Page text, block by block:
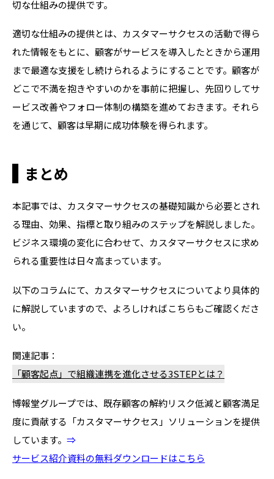
切な仕組みの提供です。
適切な仕組みの提供とは、カスタマーサクセスの活動で得ら
れた情報をもとに、顧客がサービスを導入したときから運用
まで最適な支援をし続けられるようにすることです。顧客が
どこで不満を抱きやすいのかを事前に把握し、先回りしてサ
ービス改善やフォロー体制の構築を進めておきます。それら
を通じて、顧客は早期に成功体験を得られます。
まとめ
本記事では、カスタマーサクセスの基礎知識から必要とされ
る理由、効果、指標と取り組みのステップを解説しました。
ビジネス環境の変化に合わせて、カスタマーサクセスに求め
られる重要性は日々高まっています。
以下のコラムにて、カスタマーサクセスについてより具体的
に解説していますので、よろしければこちらもご確認くださ
い。
関連記事：
「顧客起点」で組織連携を進化させる3STEPとは？
博報堂グループでは、既存顧客の解約リスク低減と顧客満足
度に貢献する「カスタマーサクセス」ソリューションを提供
しています。 ⇒
サービス紹介資料の無料ダウンロードはこちら